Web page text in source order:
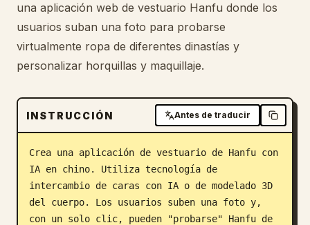
Precios
Descargar
Blog
Actualizaciones
una aplicación web de vestuario Hanfu donde los
usuarios suban una foto para probarse
virtualmente ropa de diferentes dinastías y
personalizar horquillas y maquillaje.
INSTRUCCIÓN Antes de traducir
Crea una aplicación de vestuario de Hanfu con
IA en chino. Utiliza tecnología de
intercambio de caras con IA o de modelado 3D
del cuerpo. Los usuarios suben una foto y,
con un solo clic, pueden "probarse" Hanfu de